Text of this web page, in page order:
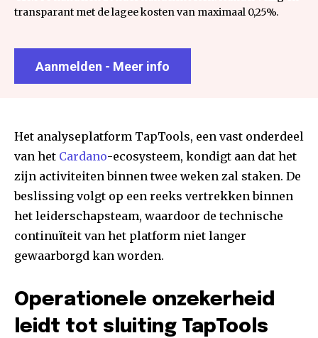
transparant met de lagee kosten van maximaal 0,25%.
Aanmelden - Meer info
Het analyseplatform TapTools, een vast onderdeel
van het Cardano-ecosysteem, kondigt aan dat het
zijn activiteiten binnen twee weken zal staken. De
beslissing volgt op een reeks vertrekken binnen
het leiderschapsteam, waardoor de technische
continuïteit van het platform niet langer
gewaarborgd kan worden.
Operationele onzekerheid
leidt tot sluiting TapTools